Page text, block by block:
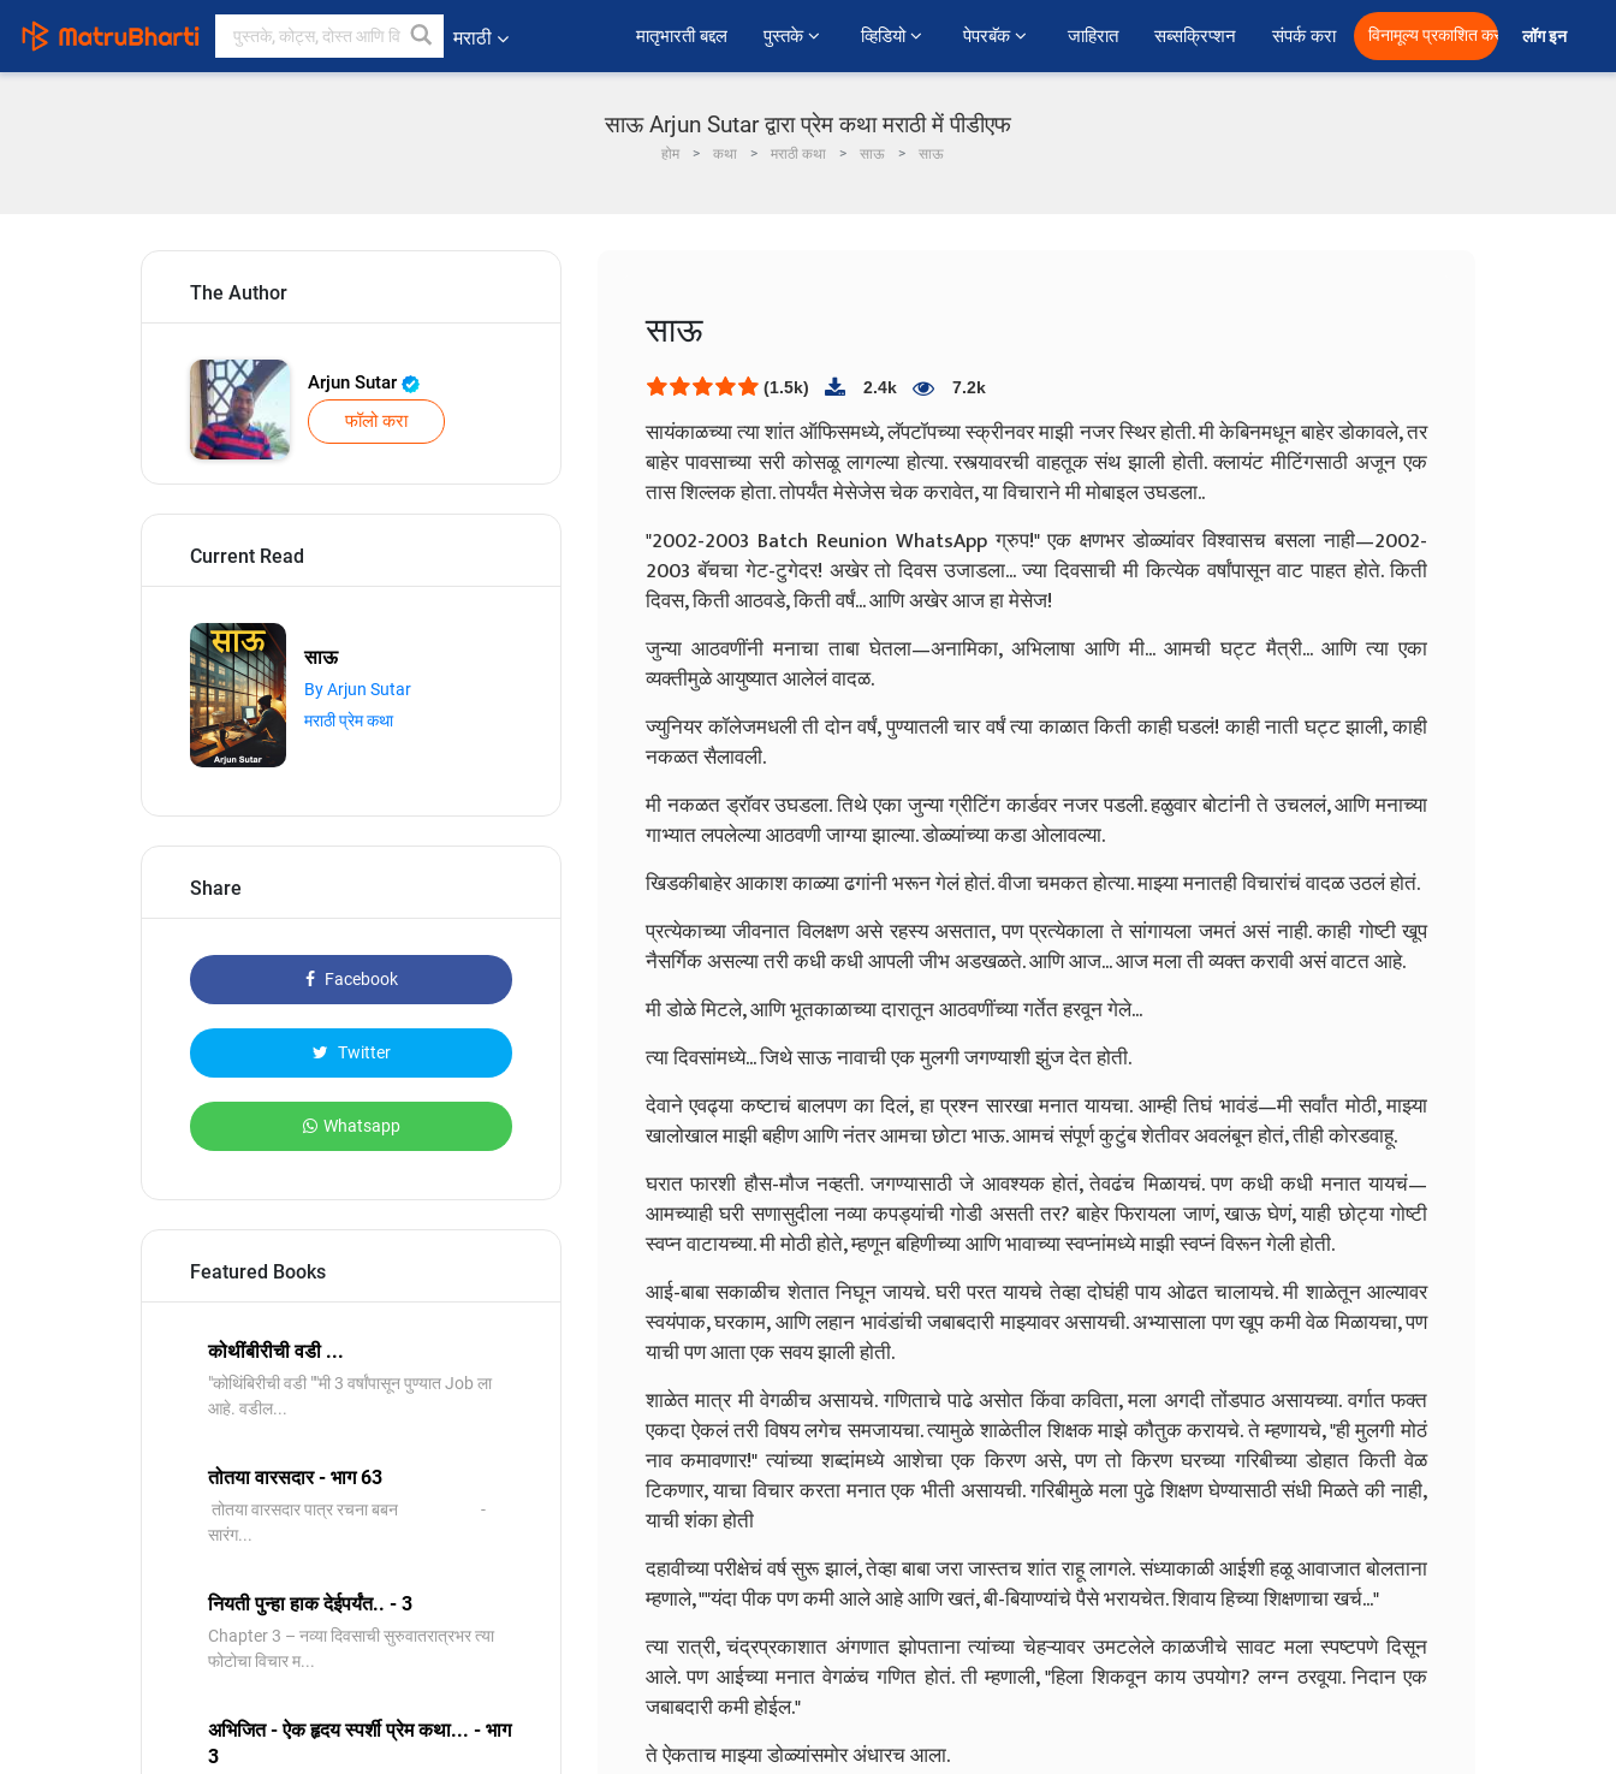
मराठी ﻿मातृभारती बद्दल पुस्तके व्हिडियो पेपरबॅक जाहिरात सब्सक्रिप्शन संपर्क करा विनामूल्य प्रकाशित करा लॉग इन
साऊ Arjun Sutar द्वारा प्रेम कथा मराठी में पीडीएफ
होम कथा मराठी कथा साऊ साऊ
The Author
Arjun Sutar
फॉलो करा
Current Read
साऊ
By Arjun Sutar
मराठी प्रेम कथा
Share
Facebook
Twitter
Whatsapp
Featured Books
कोथींबीरीची वडी ...
"कोथिंबिरीची वडी ""मी 3 वर्षांपासून पुण्यात Job ला
आहे. वडील...
तोतया वारसदार - भाग 63
तोतया वारसदार पात्र रचना बबन -
सारंग...
नियती पुन्हा हाक देईपर्यंत.. - 3
Chapter 3 – नव्या दिवसाची सुरुवातरात्रभर त्या
फोटोचा विचार म...
अभिजित - ऐक हृदय स्पर्शी प्रेम कथा... - भाग
3
साऊ
(1.5k) 2.4k 7.2k
सायंकाळच्या त्या शांत ऑफिसमध्ये, लॅपटॉपच्या स्क्रीनवर माझी नजर स्थिर होती. मी केबिनमधून बाहेर डोकावले, तर
बाहेर पावसाच्या सरी कोसळू लागल्या होत्या. रस्त्यावरची वाहतूक संथ झाली होती. क्लायंट मीटिंगसाठी अजून एक
तास शिल्लक होता. तोपर्यंत मेसेजेस चेक करावेत, या विचाराने मी मोबाइल उघडला..
"2002-2003 Batch Reunion WhatsApp ग्रुप!"एक क्षणभर डोळ्यांवर विश्वासच बसला नाही—2002-
2003 बॅचचा गेट-टुगेदर! अखेर तो दिवस उजाडला... ज्या दिवसाची मी कित्येक वर्षांपासून वाट पाहत होते. किती
दिवस, किती आठवडे, किती वर्षं... आणि अखेर आज हा मेसेज!
जुन्या आठवणींनी मनाचा ताबा घेतला—अनामिका, अभिलाषा आणि मी... आमची घट्ट मैत्री... आणि त्या एका
व्यक्तीमुळे आयुष्यात आलेलं वादळ.
ज्युनियर कॉलेजमधली ती दोन वर्षं, पुण्यातली चार वर्षं त्या काळात किती काही घडलं! काही नाती घट्ट झाली, काही
नकळत सैलावली.
मी नकळत ड्रॉवर उघडला. तिथे एका जुन्या ग्रीटिंग कार्डवर नजर पडली. हळुवार बोटांनी ते उचललं, आणि मनाच्या
गाभ्यात लपलेल्या आठवणी जाग्या झाल्या. डोळ्यांच्या कडा ओलावल्या.
खिडकीबाहेर आकाश काळ्या ढगांनी भरून गेलं होतं. वीजा चमकत होत्या. माझ्या मनातही विचारांचं वादळ उठलं होतं.
प्रत्येकाच्या जीवनात विलक्षण असे रहस्य असतात, पण प्रत्येकाला ते सांगायला जमतं असं नाही. काही गोष्टी खूप
नैसर्गिक असल्या तरी कधी कधी आपली जीभ अडखळते. आणि आज... आज मला ती व्यक्त करावी असं वाटत आहे.
मी डोळे मिटले, आणि भूतकाळाच्या दारातून आठवणींच्या गर्तेत हरवून गेले...
त्या दिवसांमध्ये... जिथे साऊ नावाची एक मुलगी जगण्याशी झुंज देत होती.
देवाने एवढ्या कष्टाचं बालपण का दिलं, हा प्रश्न सारखा मनात यायचा. आम्ही तिघं भावंडं—मी सर्वांत मोठी, माझ्या
खालोखाल माझी बहीण आणि नंतर आमचा छोटा भाऊ. आमचं संपूर्ण कुटुंब शेतीवर अवलंबून होतं, तीही कोरडवाहू.
घरात फारशी हौस-मौज नव्हती. जगण्यासाठी जे आवश्यक होतं, तेवढंच मिळायचं. पण कधी कधी मनात यायचं—
आमच्याही घरी सणासुदीला नव्या कपड्यांची गोडी असती तर? बाहेर फिरायला जाणं, खाऊ घेणं, याही छोट्या गोष्टी
स्वप्न वाटायच्या. मी मोठी होते, म्हणून बहिणीच्या आणि भावाच्या स्वप्नांमध्ये माझी स्वप्नं विरून गेली होती.
आई-बाबा सकाळीच शेतात निघून जायचे. घरी परत यायचे तेव्हा दोघंही पाय ओढत चालायचे. मी शाळेतून आल्यावर
स्वयंपाक, घरकाम, आणि लहान भावंडांची जबाबदारी माझ्यावर असायची. अभ्यासाला पण खूप कमी वेळ मिळायचा, पण
याची पण आता एक सवय झाली होती.
शाळेत मात्र मी वेगळीच असायचे. गणिताचे पाढे असोत किंवा कविता, मला अगदी तोंडपाठ असायच्या. वर्गात फक्त
एकदा ऐकलं तरी विषय लगेच समजायचा. त्यामुळे शाळेतील शिक्षक माझे कौतुक करायचे. ते म्हणायचे, "ही मुलगी मोठं
नाव कमावणार!" त्यांच्या शब्दांमध्ये आशेचा एक किरण असे, पण तो किरण घरच्या गरिबीच्या डोहात किती वेळ
टिकणार, याचा विचार करता मनात एक भीती असायची. गरिबीमुळे मला पुढे शिक्षण घेण्यासाठी संधी मिळते की नाही,
याची शंका होती
दहावीच्या परीक्षेचं वर्ष सुरू झालं, तेव्हा बाबा जरा जास्तच शांत राहू लागले. संध्याकाळी आईशी हळू आवाजात बोलताना
म्हणाले, ""यंदा पीक पण कमी आले आहे आणि खतं, बी-बियाण्यांचे पैसे भरायचेत. शिवाय हिच्या शिक्षणाचा खर्च..."
त्या रात्री, चंद्रप्रकाशात अंगणात झोपताना त्यांच्या चेहऱ्यावर उमटलेले काळजीचे सावट मला स्पष्टपणे दिसून
आले. पण आईच्या मनात वेगळंच गणित होतं. ती म्हणाली, "हिला शिकवून काय उपयोग? लग्न ठरवूया. निदान एक
जबाबदारी कमी होईल."
ते ऐकताच माझ्या डोळ्यांसमोर अंधारच आला.